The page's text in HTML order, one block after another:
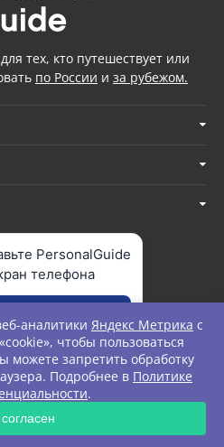
тех, кто путешествует или
по России и за рубежом.
PersonalGuide
телефона
All rights Reserved.
аналитики Яндекс Метрика с
чтобы пользоваться
можете запретить обработку
Подробнее в Политике
.